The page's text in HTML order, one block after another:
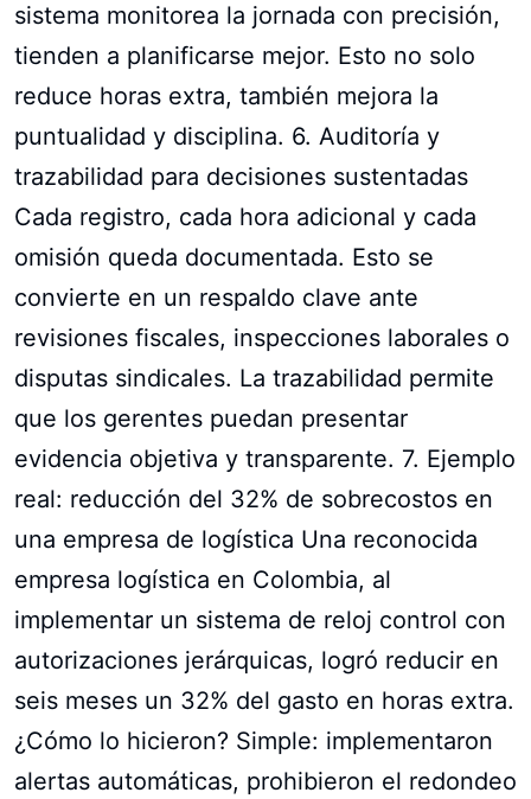
sistema monitorea la jornada con precisión,
tienden a planificarse mejor. Esto no solo
reduce horas extra, también mejora la
puntualidad y disciplina. 6. Auditoría y
trazabilidad para decisiones sustentadas
Cada registro, cada hora adicional y cada
omisión queda documentada. Esto se
convierte en un respaldo clave ante
revisiones fiscales, inspecciones laborales o
disputas sindicales. La trazabilidad permite
que los gerentes puedan presentar
evidencia objetiva y transparente. 7. Ejemplo
real: reducción del 32% de sobrecostos en
una empresa de logística Una reconocida
empresa logística en Colombia, al
implementar un sistema de reloj control con
autorizaciones jerárquicas, logró reducir en
seis meses un 32% del gasto en horas extra.
¿Cómo lo hicieron? Simple: implementaron
alertas automáticas, prohibieron el redondeo